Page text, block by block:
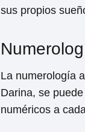
sus propios
La numerología
Darina, se
numéricos a